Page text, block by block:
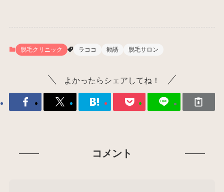
脱毛クリニック ラココ 勧誘 脱毛サロン
よかったらシェアしてね！
コメント